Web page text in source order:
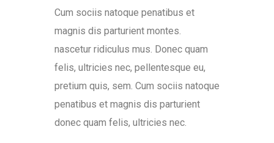
Cum sociis natoque penatibus et
magnis dis parturient montes.
nascetur ridiculus mus. Donec quam
felis, ultricies nec, pellentesque eu,
pretium quis, sem. Cum sociis natoque
penatibus et magnis dis parturient
donec quam felis, ultricies nec.